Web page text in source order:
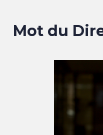
Mot du